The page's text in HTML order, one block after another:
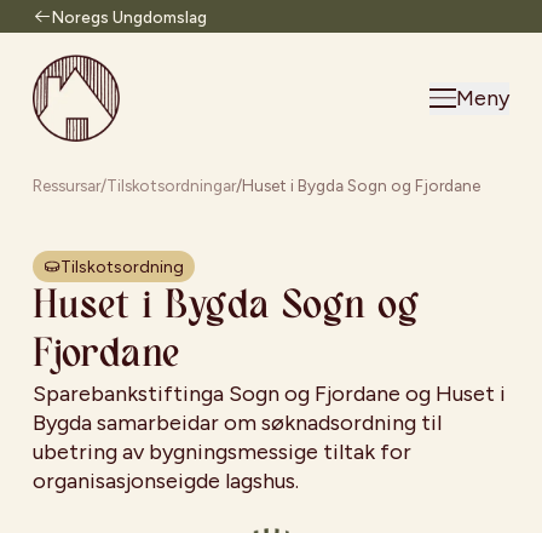
Noregs Ungdomslag
Til forsiden
Meny
Ressursar/Tilskotsordningar/Huset i Bygda Sogn og Fjordane
Tilskotsordning
Huset i Bygda Sogn og
Fjordane
Sparebankstiftinga Sogn og Fjordane og Huset i
Bygda samarbeidar om søknadsordning til
ubetring av bygningsmessige tiltak for
organisasjonseigde lagshus.